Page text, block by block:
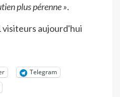
plus pérenne ».
visiteurs aujourd'hui
Telegram